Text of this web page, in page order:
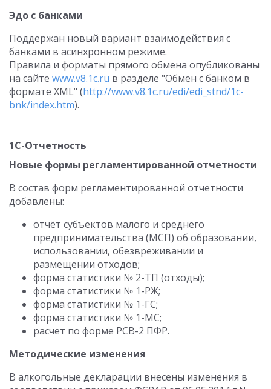
Эдо с банками
Поддержан новый вариант взаимодействия с
банками в асинхронном режиме.
Правила и форматы прямого обмена опубликованы
на сайте www.v8.1c.ru в разделе "Обмен с банком в
формате XML" (http://www.v8.1c.ru/edi/edi_stnd/1c-
bnk/index.htm).
1С-Отчетность
Новые формы регламентированной отчетности
В состав форм регламентированной отчетности
добавлены:
отчёт субъектов малого и среднего
предпринимательства (МСП) об образовании,
использовании, обезвреживании и
размещении отходов;
форма статистики № 2-ТП (отходы);
форма статистики № 1-РЖ;
форма статистики № 1-ГС;
форма статистики № 1-МС;
расчет по форме РСВ-2 ПФР.
Методические изменения
В алкогольные декларации внесены изменения в